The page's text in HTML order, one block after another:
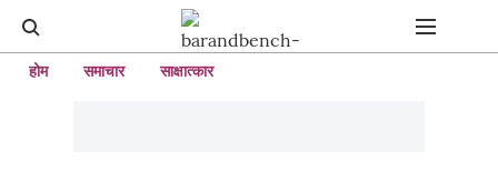
होम समाचार साक्षात्कार